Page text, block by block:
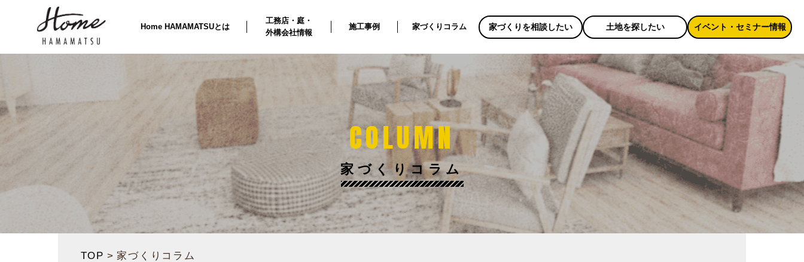
Home HAMAMATSUとは
工務店・庭・
外構会社情報
施工事例 家づくりコラム 家づくりを相談したい 土地を探したい イベント・セミナー情報
COLUMN
家づくりコラム
TOP 家づくりコラム